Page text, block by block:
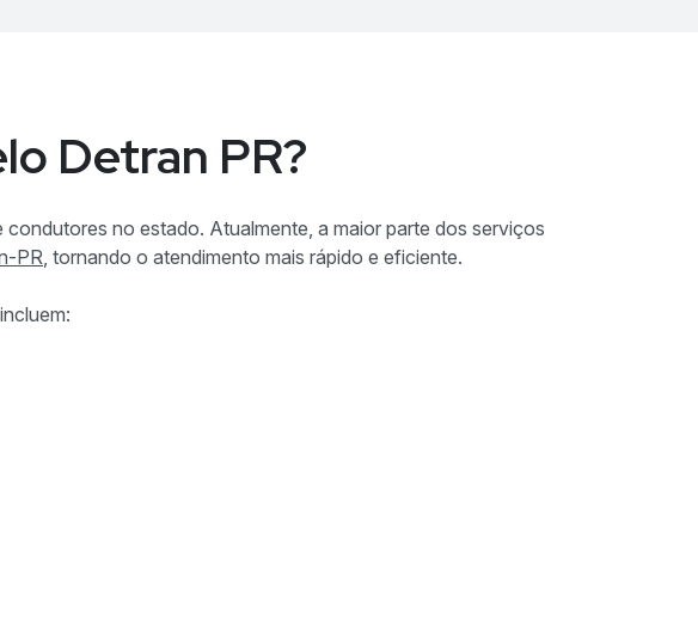
Detran PR?
no estado. Atualmente, a maior parte dos serviços
PR, tornando o atendimento mais rápido e eficiente.